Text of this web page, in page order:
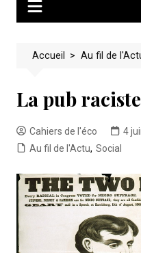
Accueil > Au fil de
La pub
Cahiers de l'éco
4
Au fil de l'Actu, Social